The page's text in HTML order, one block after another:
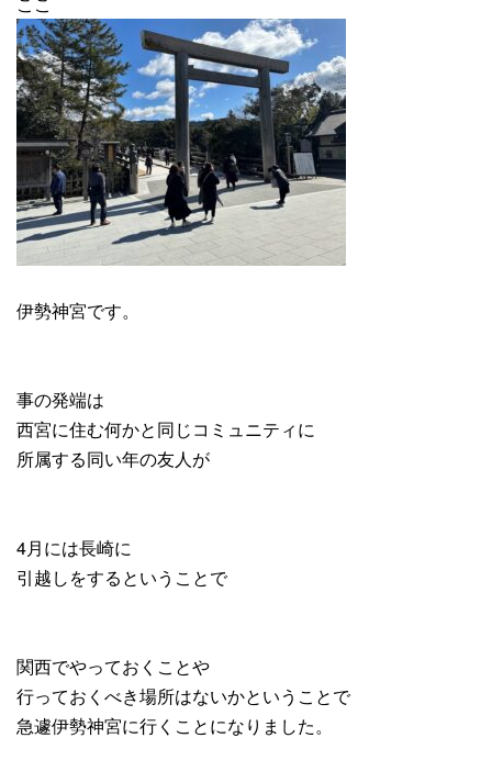
伊勢神宮です。
事の発端は
西宮に住む何かと同じコミュニティに
所属する同い年の友人が
4月には長崎に
引越しをするということで
関西でやっておくことや
行っておくべき場所はないかということで
急遽伊勢神宮に行くことになりました。